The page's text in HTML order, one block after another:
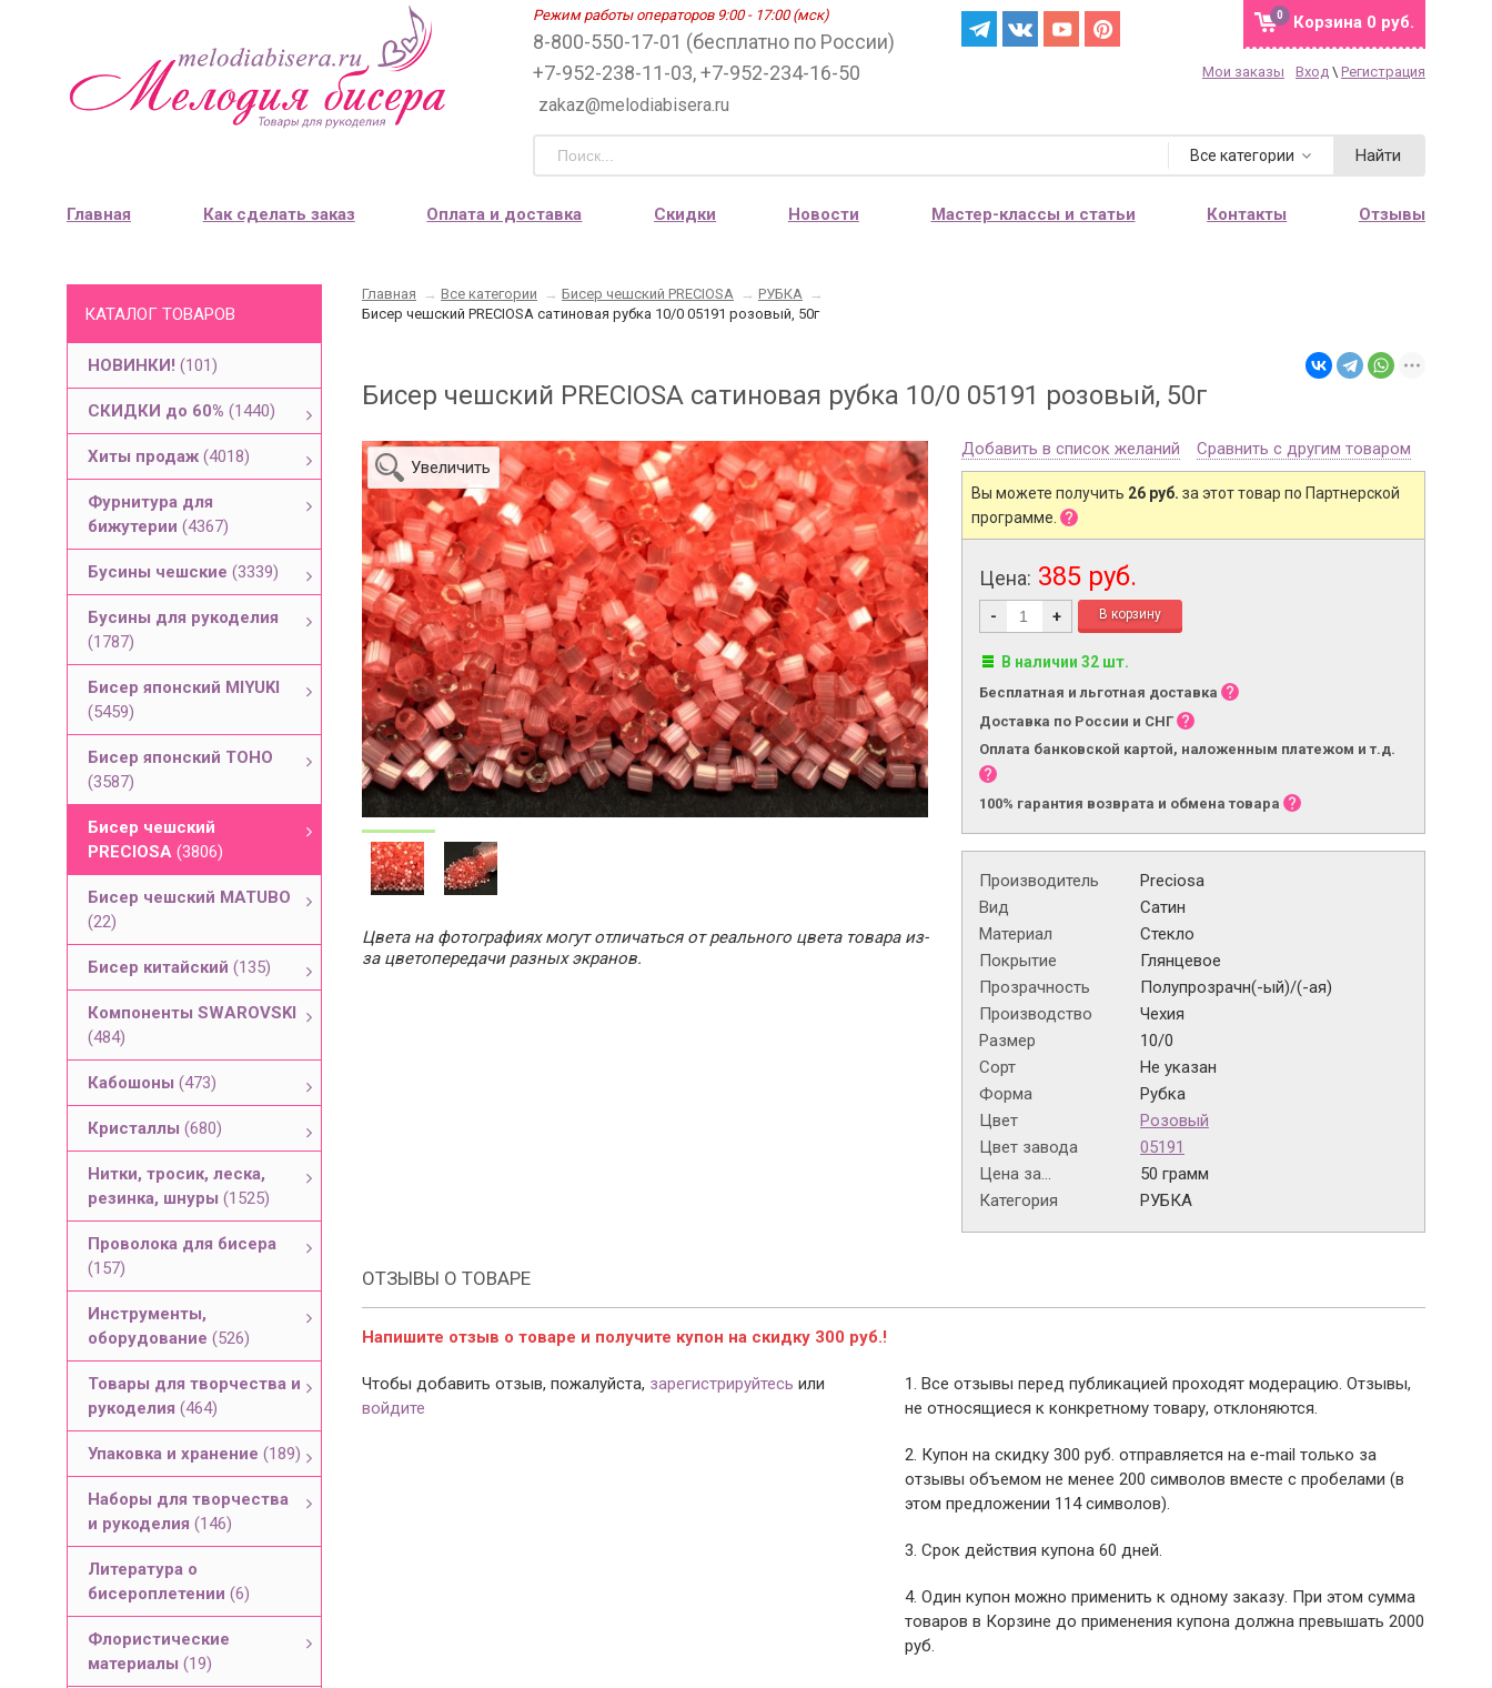
Режим работы операторов 9:00 - 17:00 (мск)
8-800-550-17-01 (бесплатно по России)
+7-952-238-11-03, +7-952-234-16-50
zakaz@melodiabisera.ru
Корзина 0 руб.
0
Мои заказы Вход \ Регистрация
Все категории Найти
Главная Как сделать заказ Оплата и доставка Скидки Новости Мастер-классы и статьи Контакты Отзывы
КАТАЛОГ ТОВАРОВ
НОВИНКИ! (101)
СКИДКИ до 60% (1440)
Хиты продаж (4018)
Фурнитура для
бижутерии (4367)
Бусины чешские (3339)
Бусины для рукоделия
(1787)
Бисер японский MIYUKI
(5459)
Бисер японский TOHO
(3587)
Бисер чешский
PRECIOSA (3806)
Бисер чешский MATUBO
(22)
Бисер китайский (135)
Компоненты SWAROVSKI
(484)
Кабошоны (473)
Кристаллы (680)
Нитки, тросик, леска,
резинка, шнуры (1525)
Проволока для бисера
(157)
Инструменты,
оборудование (526)
Товары для творчества и
рукоделия (464)
Упаковка и хранение (189)
Наборы для творчества
и рукоделия (146)
Литература о
бисероплетении (6)
Флористические
материалы (19)
Главная → Все категории → Бисер чешский PRECIOSA → РУБКА →
Бисер чешский PRECIOSA сатиновая рубка 10/0 05191 розовый, 50г
Бисер чешский PRECIOSA сатиновая рубка 10/0 05191 розовый, 50г
Увеличить
Цвета на фотографиях могут отличаться от реального цвета товара из-
за цветопередачи разных экранов.
Добавить в список желаний Сравнить с другим товаром
Вы можете получить 26 руб. за этот товар по Партнерской
программе.
Цена: 385 руб.
- +
В наличии 32 шт.
Бесплатная и льготная доставка
Доставка по России и СНГ
Оплата банковской картой, наложенным платежом и т.д.
100% гарантия возврата и обмена товара
Производитель
Preciosa
Вид
Сатин
Материал
Стекло
Покрытие
Глянцевое
Прозрачность
Полупрозрачн(-ый)/(-ая)
Производство
Чехия
Размер
10/0
Сорт
Не указан
Форма
Рубка
Цвет
Розовый
Цвет завода
05191
Цена за...
50 грамм
Категория
РУБКА
ОТЗЫВЫ О ТОВАРЕ
Напишите отзыв о товаре и получите купон на скидку 300 руб.!
Чтобы добавить отзыв, пожалуйста, зарегистрируйтесь или
войдите
1. Все отзывы перед публикацией проходят модерацию. Отзывы,
не относящиеся к конкретному товару, отклоняются.
2. Купон на скидку 300 руб. отправляется на e-mail только за
отзывы объемом не менее 200 символов вместе с пробелами (в
этом предложении 114 символов).
3. Срок действия купона 60 дней.
4. Один купон можно применить к одному заказу. При этом сумма
товаров в Корзине до применения купона должна превышать 2000
руб.